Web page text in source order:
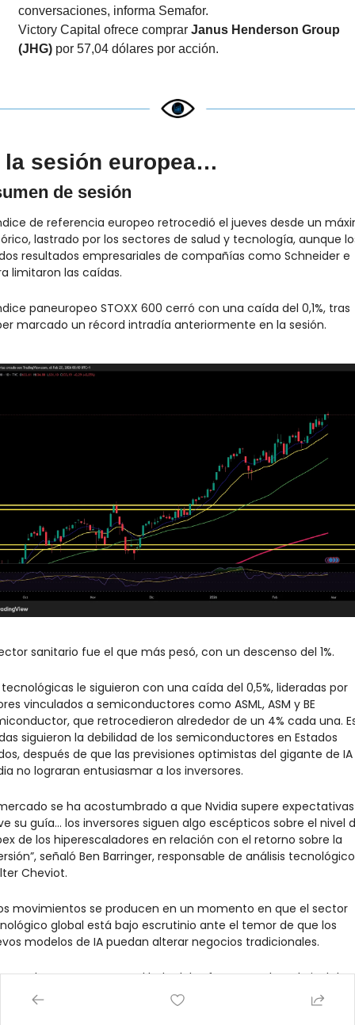
conversaciones, informa Semafor.
Victory Capital ofrece comprar Janus Henderson Group
(JHG) por 57,04 dólares por acción.
la sesión europea…
de sesión
de referencia europeo retrocedió el jueves desde un
lastrado por los sectores de salud y tecnología, aunque
resultados empresariales de compañías como Schneider e
limitaron las caídas.
paneuropeo STOXX 600 cerró con una caída del 0,1%, tras
marcado un récord intradía anteriormente en la sesión.
sanitario fue el que más pesó, con un descenso del 1%.
tecnológicas le siguieron con una caída del 0,5%, lideradas por
vinculados a semiconductores como ASML, ASM y BE
que retrocedieron alrededor de un 4% cada una.
siguieron la debilidad de los semiconductores en Estados
después de que las previsiones optimistas del gigante de IA
no lograran entusiasmar a los inversores.
se ha acostumbrado a que Nvidia supere
su guía… los inversores siguen algo escépticos sobre el nivel
de los hiperescaladores en relación con el retorno sobre la
señaló Ben Barringer, responsable de análisis
Cheviot.
movimientos se producen en un momento en que el sector
global está bajo escrutinio ante el temor de que los
modelos de IA puedan alterar negocios tradicionales.
muchas preguntas en el lado del software y sobre el nivel de
que veremos. Pero, por ahora, al menos en hardware, el
debería ser bastante constructivo”, afirmó Richard Flax,